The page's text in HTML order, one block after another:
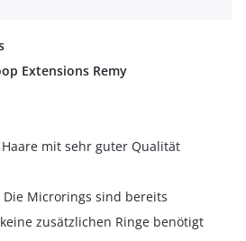
Extensions Remy
mit sehr guter Qualität
Microrings sind bereits
zusätzlichen Ringe benötigt